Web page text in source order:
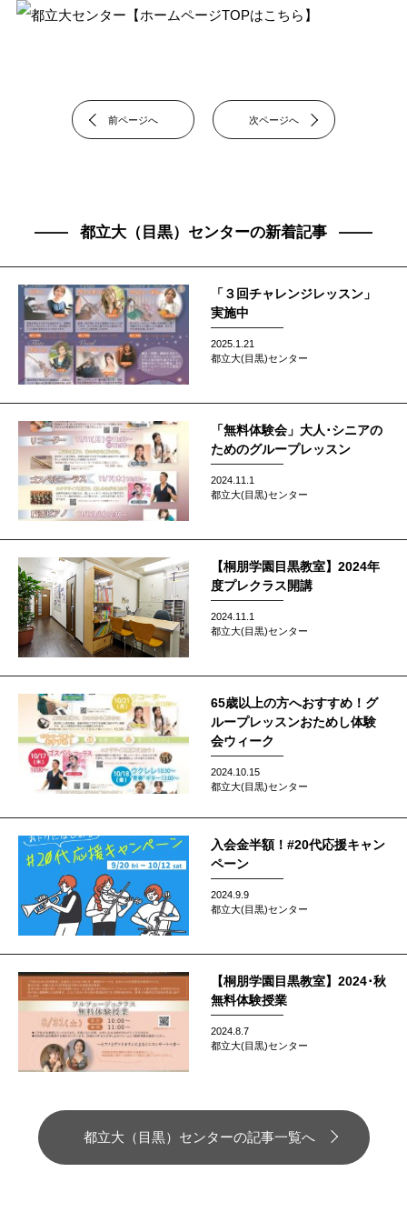
都立大センター 【ホームページTOPはこちら】
前ページへ 次ページへ
都立大（目黒）センターの新着記事
「３回チャレンジレッスン」
実施中
2025.1.21
都立大(目黒)センター
「無料体験会」大人･シニアの
ためのグループレッスン
2024.11.1
都立大(目黒)センター
【桐朋学園目黒教室】2024年
度プレクラス開講
2024.11.1
都立大(目黒)センター
65歳以上の方へおすすめ！グ
ループレッスンおためし体験
会ウィーク
2024.10.15
都立大(目黒)センター
入会金半額！#20代応援キャン
ペーン
2024.9.9
都立大(目黒)センター
【桐朋学園目黒教室】2024･秋
無料体験授業
2024.8.7
都立大(目黒)センター
都立大（目黒）センターの記事一覧へ